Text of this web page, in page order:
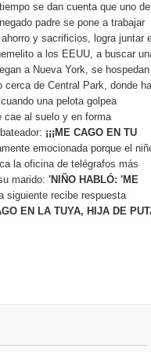
residencias artísticas
invitados de lujo en el
financiero nacional
más taquillera del
Fiduciaria Reservas
La Romana
edición del Summit
se dan cuenta que uno de
padre se pone a trabajar
y sacrificios, logra juntar
a los EEUU, a buscar
a Nueva York, se
cerca de Central Park, donde
una pelota golpea
cae al suelo y en forma
¡¡¡ME CAGO EN TU
emocionada porque el
la oficina de telégrafos más
marido: 'NIÑO HABLÓ: 'ME
siguiente recibe respuesta
EN LA TUYA, HIJA DE